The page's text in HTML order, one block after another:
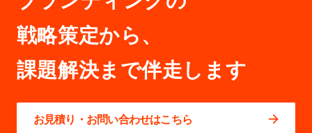
戦略策定から、
お見積り・お問い合わせはこちら